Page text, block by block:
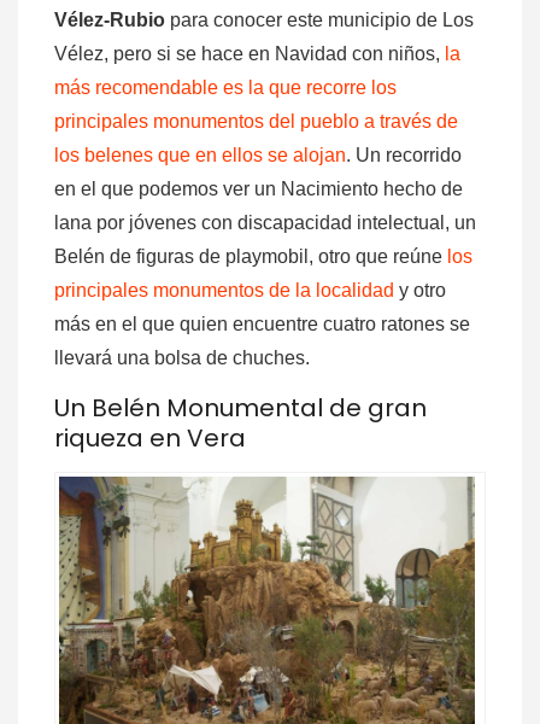
Vélez-Rubio para conocer este municipio de Los
Vélez, pero si se hace en Navidad con niños, la
más recomendable es la que recorre los
principales monumentos del pueblo a través de
los belenes que en ellos se alojan. Un recorrido
en el que podemos ver un Nacimiento hecho de
lana por jóvenes con discapacidad intelectual, un
Belén de figuras de playmobil, otro que reúne los
principales monumentos de la localidad y otro
más en el que quien encuentre cuatro ratones se
llevará una bolsa de chuches.
Un Belén Monumental de gran
riqueza en Vera